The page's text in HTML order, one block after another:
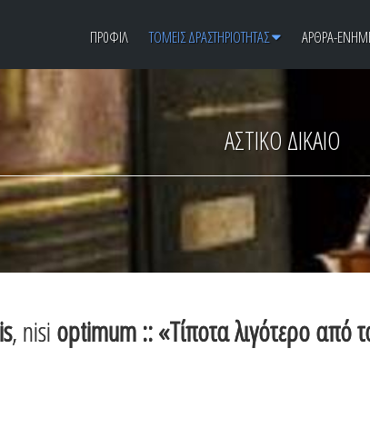
ΠΡ0ΦΙΛ ΤΟΜΕΙΣ ΔΡΑΣΤΗΡΙΟΤΗΤΑΣ ΑΡΘΡΑ-
ΑΣΤΙΚΟ ΔΙΚΑΙΟ
, nisioptimum :: «Τίποτα λιγότερο από